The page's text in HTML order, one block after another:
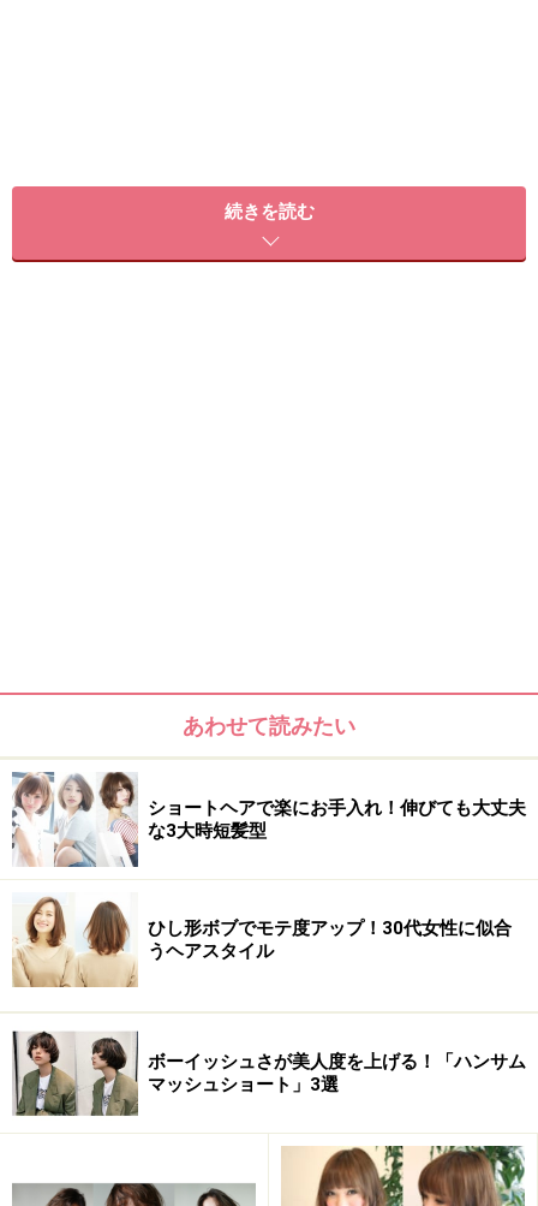
髪のクセ：なし～強い
おすすめ2：ハンサムショート
続きを読む
あわせて読みたい
ショートヘアで楽にお手入れ！伸びても大丈夫
な3大時短髪型
ひし形ボブでモテ度アップ！30代女性に似合
うヘアスタイル
ボーイッシュさが美人度を上げる！「ハンサム
マッシュショート」3選